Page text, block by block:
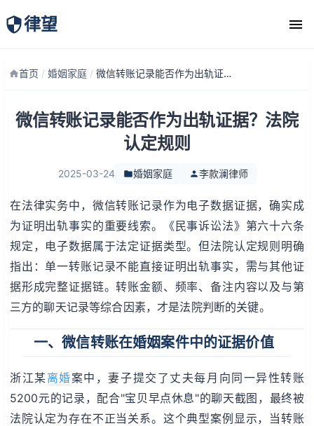
律望
律师团队
首页 / 婚姻家庭 / 微信转账记录能否作为出轨证据？法院认定规则
微信转账记录能否作为出轨证据？法院
认定规则
2025-03-24 婚姻家庭 李款澜律师
在法律实务中，微信转账记录作为电子数据证据，确实成
为证明出轨事实的重要线索。《民事诉讼法》第六十六条
规定，电子数据属于法定证据类型。但法院认定规则明确
指出：单一转账记录不能直接证明出轨事实，需与其他证
据形成完整证据链。转账金额、频率、备注内容以及与第
三方的聊天记录等综合因素，才是法院判断的关键。
一、微信转账在婚姻案件中的证据价值
浙江某离婚案中，妻子提交了丈夫每月向同一异性转账
5200元的记录，配合"宝贝早点休息"的聊天截图，最终被
法院认定为存在不正当关系。这个典型案例显示，当转账